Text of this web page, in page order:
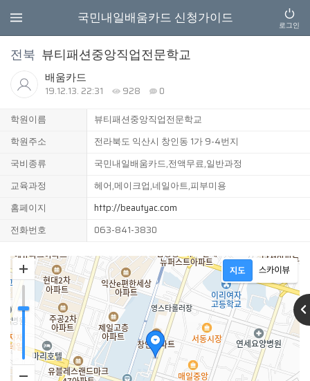
국민내일배움카드 신청가이드 로그인
전북 뷰티패션중앙직업전문학교
배움카드
19.12.13. 22:31 928 0
학원이름
뷰티패션중앙직업전문학교
학원주소
전라북도 익산시 창인동 1가 9-4번지
국비종류
국민내일배움카드,전액무료,일반과정
교육과정
헤어,메이크업,네일아트,피부미용
홈페이지
http://beautyac.com
전화번호
063-841-3830